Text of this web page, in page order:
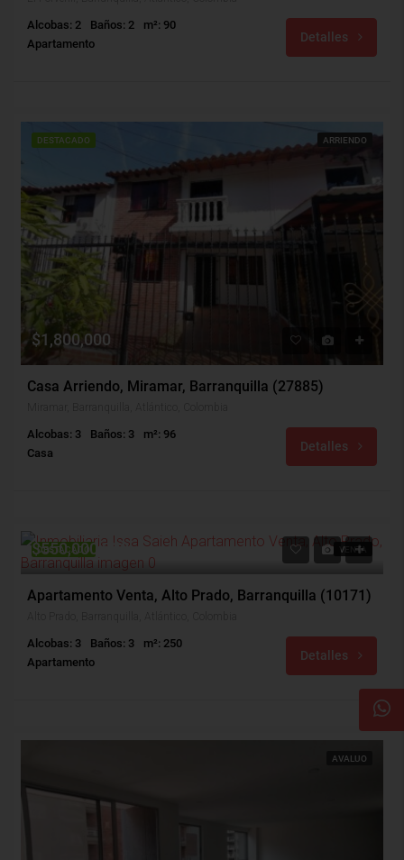
Alcobas: 2 Baños: 2
m²: 90
Apartamento
Detalles
DESTACADO ARRIENDO
$1,800,000
Casa Arriendo, Miramar, Barranquilla (27885)
Alcobas: 3 Baños: 3
m²: 96
Casa
Detalles
DESTACADO VENTA
$550,000,000
Apartamento Venta, Alto Prado, Barranquilla (10171)
Alcobas: 3 Baños: 3
m²: 250
Apartamento
Detalles
AVALUO